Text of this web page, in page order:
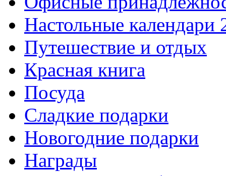
Настольные календари
Путешествие и отдых
Красная книга
Посуда
Сладкие подарки
Новогодние подарки
Награды